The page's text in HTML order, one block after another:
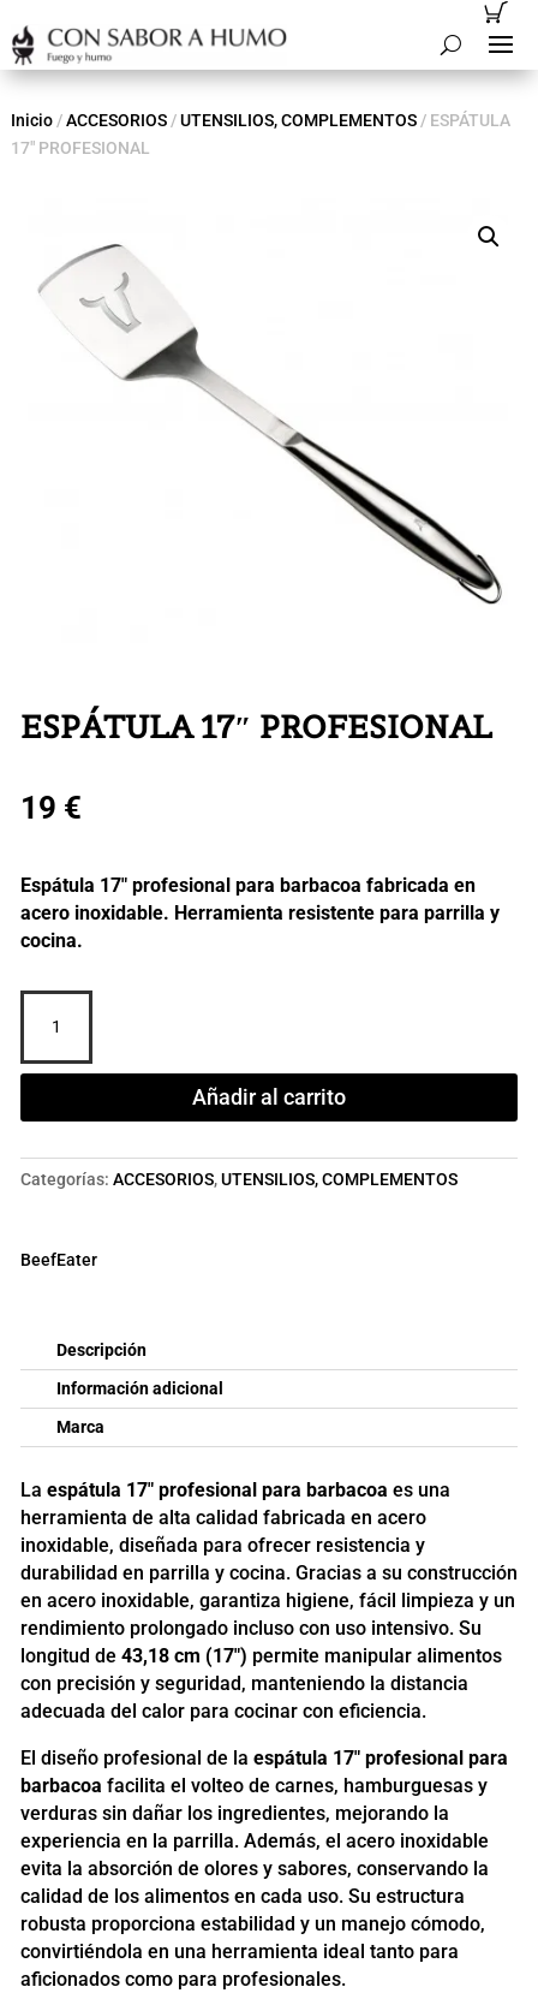
Inicio/ACCESORIOS/UTENSILIOS, COMPLEMENTOS/ ESPÁTULA
17″ PROFESIONAL
ESPÁTULA 17″ PROFESIONAL
19 €
Espátula 17″ profesional para barbacoa fabricada en
acero inoxidable. Herramienta resistente para parrilla y
cocina.
PROFESIONAL
Añadir al carrito
Categorías: ACCESORIOS,UTENSILIOS, COMPLEMENTOS
BeefEater
Descripción
Información adicional
Marca
La espátula 17" profesional para barbacoa es una
herramienta de alta calidad fabricada en acero
inoxidable, diseñada para ofrecer resistencia y
durabilidad en parrilla y cocina. Gracias a su construcción
en acero inoxidable, garantiza higiene, fácil limpieza y un
rendimiento prolongado incluso con uso intensivo. Su
longitud de 43,18 cm (17") permite manipular alimentos
con precisión y seguridad, manteniendo la distancia
adecuada del calor para cocinar con eficiencia.
El diseño profesional de la espátula 17" profesional para
barbacoa facilita el volteo de carnes, hamburguesas y
verduras sin dañar los ingredientes, mejorando la
experiencia en la parrilla. Además, el acero inoxidable
evita la absorción de olores y sabores, conservando la
calidad de los alimentos en cada uso. Su estructura
robusta proporciona estabilidad y un manejo cómodo,
convirtiéndola en una herramienta ideal tanto para
aficionados como para profesionales.